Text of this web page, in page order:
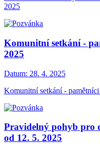
2025
Komunitní setkání -
2025
Datum: 28. 4. 2025
Komunitní setkání -
Pravidelný pohyb pro
od 12. 5. 2025